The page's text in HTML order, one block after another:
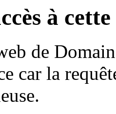
à
de
car la